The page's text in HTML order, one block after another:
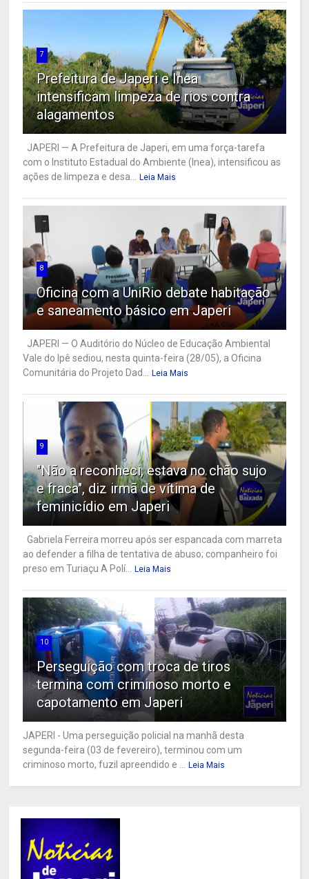
7
Prefeitura de Japeri e Inea
intensificam limpeza de rios contra
alagamentos
JAPERI — A Prefeitura de Japeri, em uma força-tarefa
com o Instituto Estadual do Ambiente (Inea), intensificou as
ações de limpeza e desa...
Leia Mais
8
Oficina com a UniRio debate habitação
e saneamento básico em Japeri
JAPERI — O Auditório do Núcleo de Educação Ambiental
Vale do Ipê sediou, nesta quinta-feira (28/05), a Oficina
Comunitária do Projeto Dad...
Leia Mais
9
"Não a reconheci, estava no chão sujo
e fraca", diz irmã de vítima de
feminicídio em Japeri
Gabriela Ferreira morreu após ser espancada com marreta
ao defender a filha de tentativa de abuso; companheiro foi
preso em Turiaçu A Polí...
Leia Mais
10
Perseguição com troca de tiros
termina com criminoso morto e
capotamento em Japeri
JAPERI - Uma perseguição policial na manhã desta
segunda-feira (03 de fevereiro), terminou com um
criminoso morto, fuzil apreendido e ...
Leia Mais